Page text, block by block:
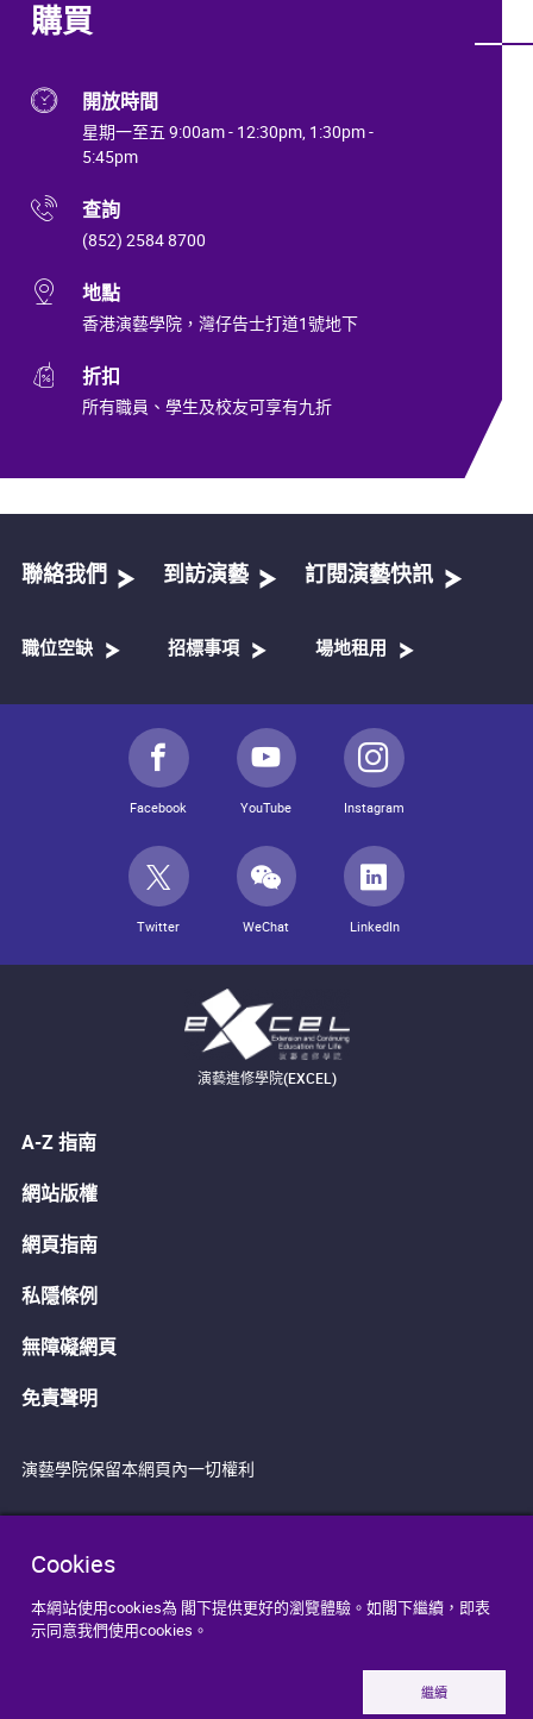
Cookies
本網站使用cookies為 閣下提供更好的瀏覽體驗。如閣下繼續，即表
示同意我們使用cookies。
繼續
購買
開放時間
星期一至五 9:00am - 12:30pm, 1:30pm -
5:45pm
查詢
(852) 2584 8700
地點
香港演藝學院，灣仔告士打道1號地下
折扣
所有職員、學生及校友可享有九折
聯絡我們 到訪演藝 訂閱演藝快訊
職位空缺 招標事項 場地租用
Facebook YouTube Instagram
Twitter WeChat LinkedIn
演藝進修學院(EXCEL)
A-Z 指南
網站版權
網頁指南
私隱條例
無障礙網頁
免責聲明
演藝學院保留本網頁內一切權利